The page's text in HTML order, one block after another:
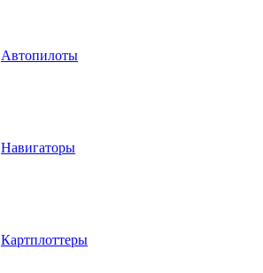
Автопилоты
Навигаторы
Картплоттеры